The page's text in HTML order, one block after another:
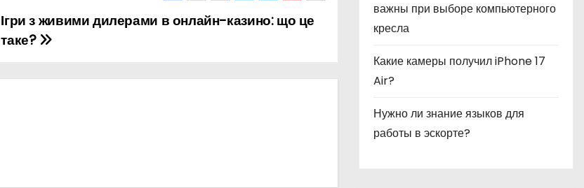
Ігри з живими дилерами в онлайн-казино: що це
таке?
важны при выборе компьютерного
кресла
Какие камеры получил iPhone 17
Air?
Нужно ли знание языков для
работы в эскорте?